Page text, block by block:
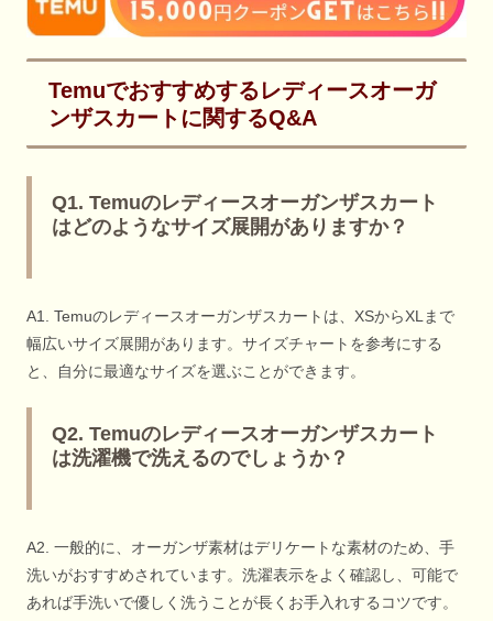
Temuでおすすめするレディースオーガ
ンザスカートに関するQ&A
Q1. Temuのレディースオーガンザスカート
はどのようなサイズ展開がありますか？
A1. Temuのレディースオーガンザスカートは、XSからXLまで
幅広いサイズ展開があります。サイズチャートを参考にする
と、自分に最適なサイズを選ぶことができます。
Q2. Temuのレディースオーガンザスカート
は洗濯機で洗えるのでしょうか？
A2. 一般的に、オーガンザ素材はデリケートな素材のため、手
洗いがおすすめされています。洗濯表示をよく確認し、可能で
あれば手洗いで優しく洗うことが長くお手入れするコツです。